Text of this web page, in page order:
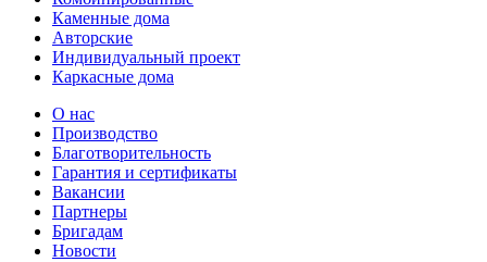
Каменные дома
Авторские
Индивидуальный проект
Каркасные дома
О нас
Производство
Благотворительность
Гарантия и сертификаты
Вакансии
Партнеры
Бригадам
Новости